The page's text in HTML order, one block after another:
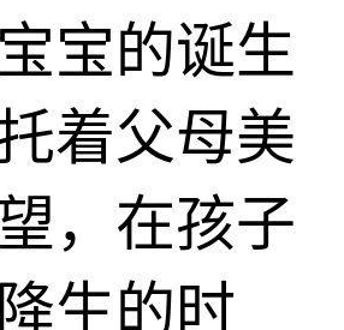
宝的诞生
着父母美
，在孩子
生的时